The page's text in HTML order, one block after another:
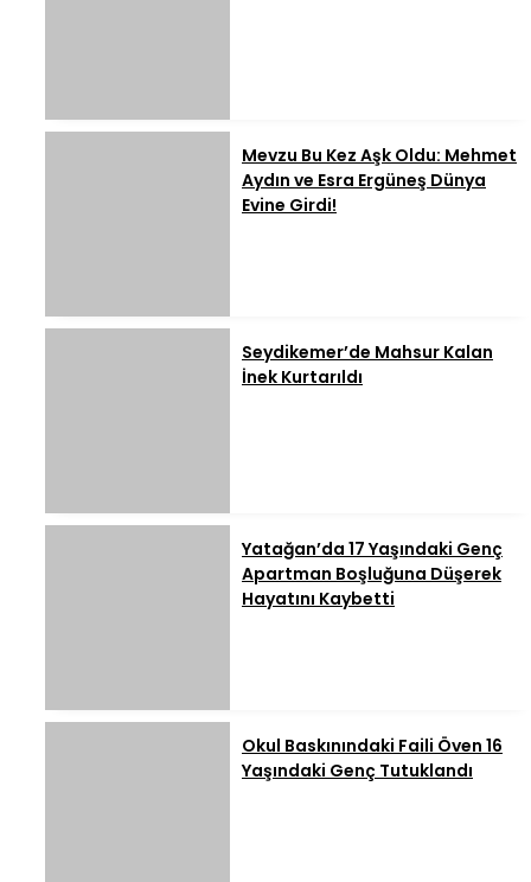
Mevzu Bu Kez Aşk Oldu: Mehmet
Aydın ve Esra Ergüneş Dünya
Evine Girdi!
Seydikemer’de Mahsur Kalan
İnek Kurtarıldı
Yatağan’da 17 Yaşındaki Genç
Apartman Boşluğuna Düşerek
Hayatını Kaybetti
Okul Baskınındaki Faili Öven 16
Yaşındaki Genç Tutuklandı